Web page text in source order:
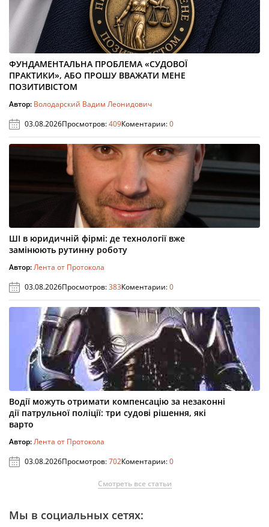
ФУНДАМЕНТАЛЬНА ПРОБЛЕМА «СУДОВОЇ
ПРАКТИКИ», АБО ПРОШУ ВВАЖАТИ МЕНЕ
ПОЗИТИВІСТОМ
Автор: Володарский Вадим Леонидович
03.08.2026Просмотров:409Коментарии:0
ШІ в юридичній фірмі: де технології вже
замінюють рутинну роботу
Автор:Лента от Протокола
03.08.2026Просмотров:383Коментарии:0
Водії можуть отримати компенсацію за незаконні
дії патрульної поліції: три судові рішення, які
варто
Автор:Лента от Протокола
03.08.2026Просмотров:702Коментарии:0
Смотреть все статьи
Мы в социальных сетях: